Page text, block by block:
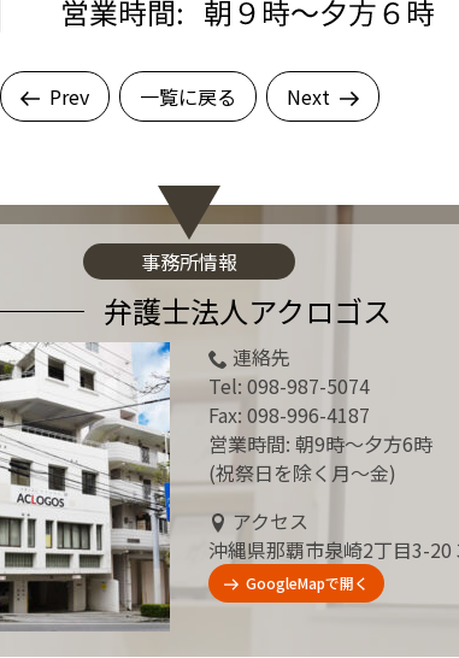
Prev 一覧に戻る Next
事務所情報
弁護士法人アクロゴス
連絡先
Tel:098-987-5074
Fax: 098-996-4187
営業時間: 朝9時～夕方6時
(祝祭日を除く月～金)
アクセス
沖縄県那覇市泉崎2丁目3-20
GoogleMapで開く